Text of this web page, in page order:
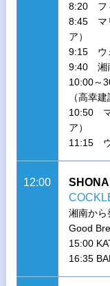
8:20 フ
8:45 マ
ア）
9:15 ウ
9:40 湘
10:00～
（高幸
10:50 マ
ア）
11:15 ウ
12:00
湘南か
Good
15:00
16:35